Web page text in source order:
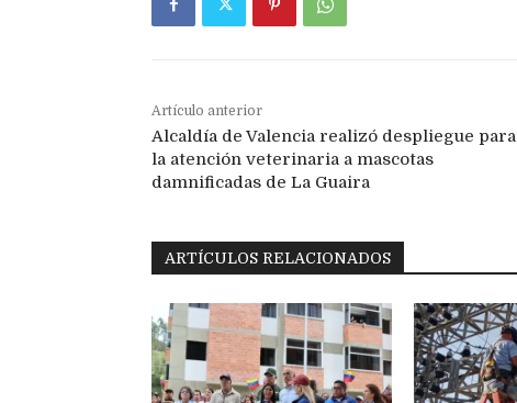
Artículo anterior
Alcaldía de Valencia realizó despliegue para
la atención veterinaria a mascotas
damnificadas de La Guaira
ARTÍCULOS RELACIONADOS